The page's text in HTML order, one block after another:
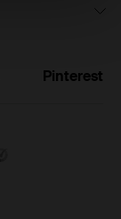
Pinterest